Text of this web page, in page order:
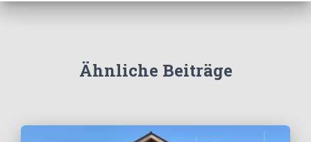
Ähnliche Beiträge